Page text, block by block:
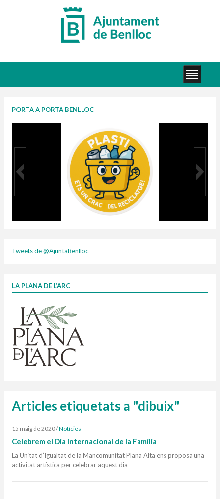
PORTA A PORTA BENLLOC
1 contenidors intel·ligents
Finançat per la Unió Europea – NextGenerationEU
Tweets de @AjuntaBenlloc
LA PLANA DE L’ARC
Articles etiquetats a "dibuix"
15 maig de 2020/Notícies
Celebrem el Dia Internacional de la Família
La Unitat d’Igualtat de la Mancomunitat Plana Alta ens proposa una
activitat artística per celebrar aquest dia